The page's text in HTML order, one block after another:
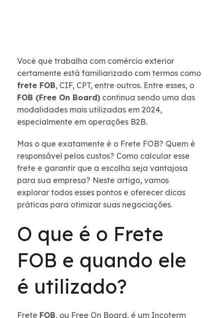
Você que trabalha com comércio exterior
certamente está familiarizado com termos como
frete FOB, CIF, CPT, entre outros. Entre esses, o
FOB (Free On Board) continua sendo uma das
modalidades mais utilizadas em 2024,
especialmente em operações B2B.
Mas o que exatamente é o Frete FOB? Quem é
responsável pelos custos? Como calcular esse
frete e garantir que a escolha seja vantajosa
para sua empresa? Neste artigo, vamos
explorar todos esses pontos e oferecer dicas
práticas para otimizar suas negociações.
O que é o Frete
FOB e quando ele
é utilizado?
Frete FOB, ou Free On Board, é um Incoterm